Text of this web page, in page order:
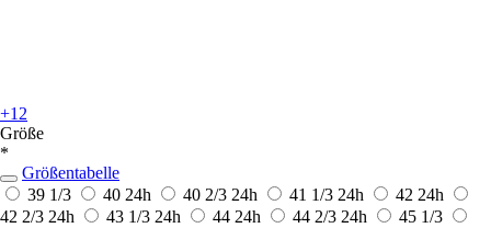
+12
Größe
*
Größentabelle
39 1/3
40 24h 40 2/3 24h 41 1/3 24h 42 24h
42 2/3 24h 43 1/3 24h 44 24h 44 2/3 24h
45 1/3